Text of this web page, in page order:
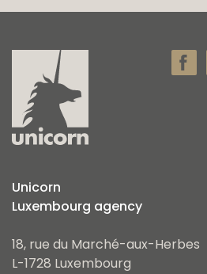
Unicorn
Luxembourg agency
18, rue du Marché-aux-Herbes
L-1728 Luxembourg